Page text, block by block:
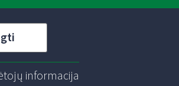
informacija